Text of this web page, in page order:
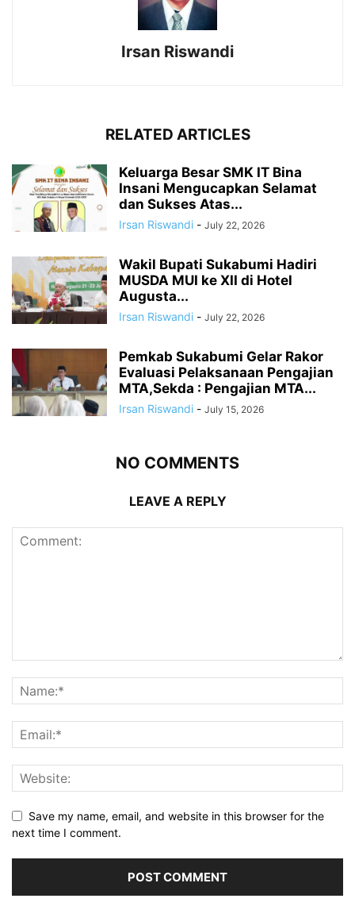
Irsan Riswandi
RELATED ARTICLES
Keluarga Besar SMK IT Bina
Insani Mengucapkan Selamat
dan Sukses Atas...
Irsan Riswandi - July 22, 2026
Wakil Bupati Sukabumi Hadiri
MUSDA MUI ke XII di Hotel
Augusta...
Irsan Riswandi - July 22, 2026
Pemkab Sukabumi Gelar Rakor
Evaluasi Pelaksanaan Pengajian
MTA,Sekda : Pengajian MTA...
Irsan Riswandi - July 15, 2026
NO COMMENTS
LEAVE A REPLY
Save my name, email, and website in this browser for the
next time I comment.